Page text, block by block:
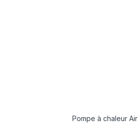
Pompe à chaleur Air